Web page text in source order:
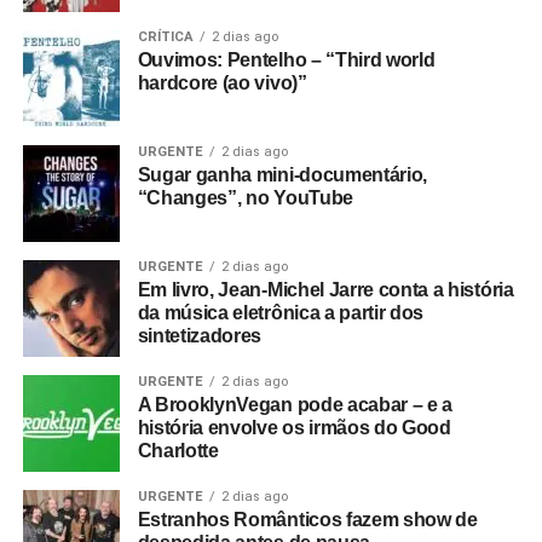
Grammy Latino estão no corpo de jurados talvez ajude os
Deftones. Ou o Linkin Park.
CRÍTICA 2 dias ago
Ouvimos: Pentelho – “Third world
hardcore (ao vivo)”
URGENTE 2 dias ago
Sugar ganha mini-documentário,
“Changes”, no YouTube
URGENTE 2 dias ago
Em livro, Jean-Michel Jarre conta a história
da música eletrônica a partir dos
sintetizadores
URGENTE 2 dias ago
A BrooklynVegan pode acabar – e a
história envolve os irmãos do Good
Charlotte
URGENTE 2 dias ago
Estranhos Românticos fazem show de